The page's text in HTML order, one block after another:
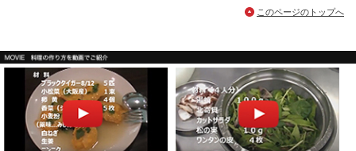
このページのトップへ